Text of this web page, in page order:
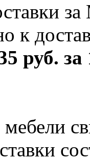
к
руб.
мебели